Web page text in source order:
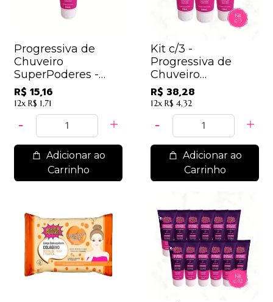
Progressiva de
Chuveiro
SuperPoderes -
PCSP001 - Sem
Troca
R$ 15,16
12x R$ 1,71
Adicionar ao
Carrinho
Kit c/3 -
Progressiva de
Chuveiro
SuperPoderes -
PCSP001 / 12,76 -
Sem Troca
R$ 38,28
12x R$ 4,32
Adicionar ao
Carrinho